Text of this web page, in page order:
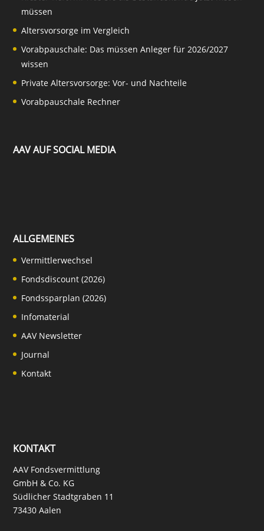
müssen
Altersvorsorge im Vergleich
Vorabpauschale: Das müssen Anleger für 2026/2027
wissen
Private Altersvorsorge: Vor- und Nachteile
Vorabpauschale Rechner
AAV AUF SOCIAL MEDIA
ALLGEMEINES
Vermittlerwechsel
Fondsdiscount (2026)
Fondssparplan (2026)
Infomaterial
AAV Newsletter
Journal
Kontakt
KONTAKT
AAV Fondsvermittlung
GmbH & Co. KG
Südlicher Stadtgraben 11
73430 Aalen